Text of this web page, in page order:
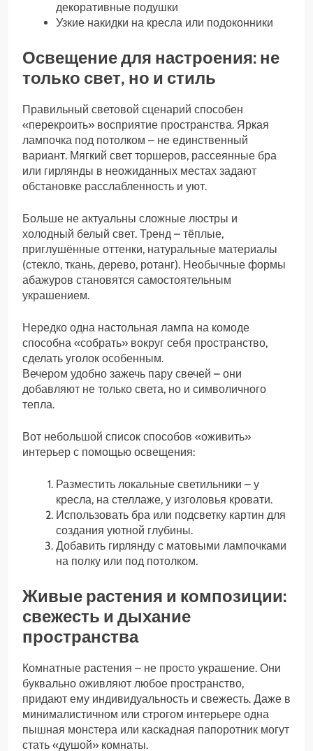
декоративные подушки
Узкие накидки на кресла или подоконники
Освещение для настроения: не
только свет, но и стиль
Правильный световой сценарий способен
«перекроить» восприятие пространства. Яркая
лампочка под потолком – не единственный
вариант. Мягкий свет торшеров, рассеянные бра
или гирлянды в неожиданных местах задают
обстановке расслабленность и уют.
Больше не актуальны сложные люстры и
холодный белый свет. Тренд – тёплые,
приглушённые оттенки, натуральные материалы
(стекло, ткань, дерево, ротанг). Необычные формы
абажуров становятся самостоятельным
украшением.
Нередко одна настольная лампа на комоде
способна «собрать» вокруг себя пространство,
сделать уголок особенным.
Вечером удобно зажечь пару свечей – они
добавляют не только света, но и символичного
тепла.
Вот небольшой список способов «оживить»
интерьер с помощью освещения:
Разместить локальные светильники – у
кресла, на стеллаже, у изголовья кровати.
Использовать бра или подсветку картин для
создания уютной глубины.
Добавить гирлянду с матовыми лампочками
на полку или под потолком.
Живые растения и композиции:
свежесть и дыхание
пространства
Комнатные растения – не просто украшение. Они
буквально оживляют любое пространство,
придают ему индивидуальность и свежесть. Даже в
минималистичном или строгом интерьере одна
пышная монстера или каскадная папоротник могут
стать «душой» комнаты.